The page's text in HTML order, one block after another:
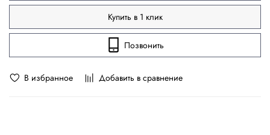
В избранное Добавить в сравнение
Купить в 1 клик
Позвонить